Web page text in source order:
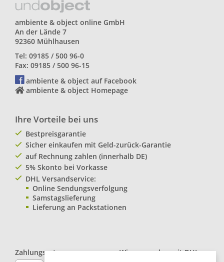
ambiente & object online GmbH
An der Lände 7
92360 Mühlhausen
Tel: 09185 / 500 96-0
Fax: 09185 / 500 96-15
ambiente & object auf Facebook
ambiente & object Homepage
Ihre Vorteile bei uns
Bestpreisgarantie
Sicher einkaufen mit Geld-zurück-Garantie
auf Rechnung zahlen (innerhalb DE)
5% Skonto bei Vorkasse
DHL Versandservice:
Online Sendungsverfolgung
Samstagslieferung
Lieferung an Packstationen
Zahlungsarten: Wir versenden mitDHL